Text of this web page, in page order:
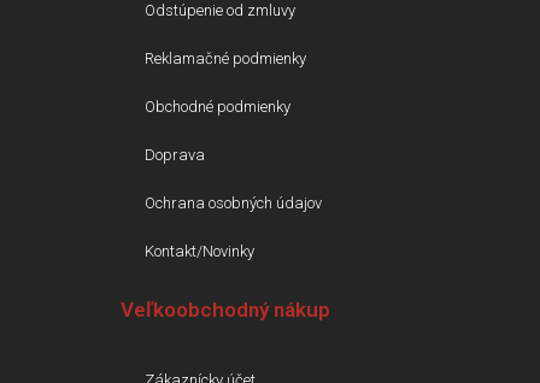
Odstúpenie od zmluvy
Reklamačné podmienky
Obchodné podmienky
Doprava
Ochrana osobných údajov
Kontakt/Novinky
Veľkoobchodný nákup